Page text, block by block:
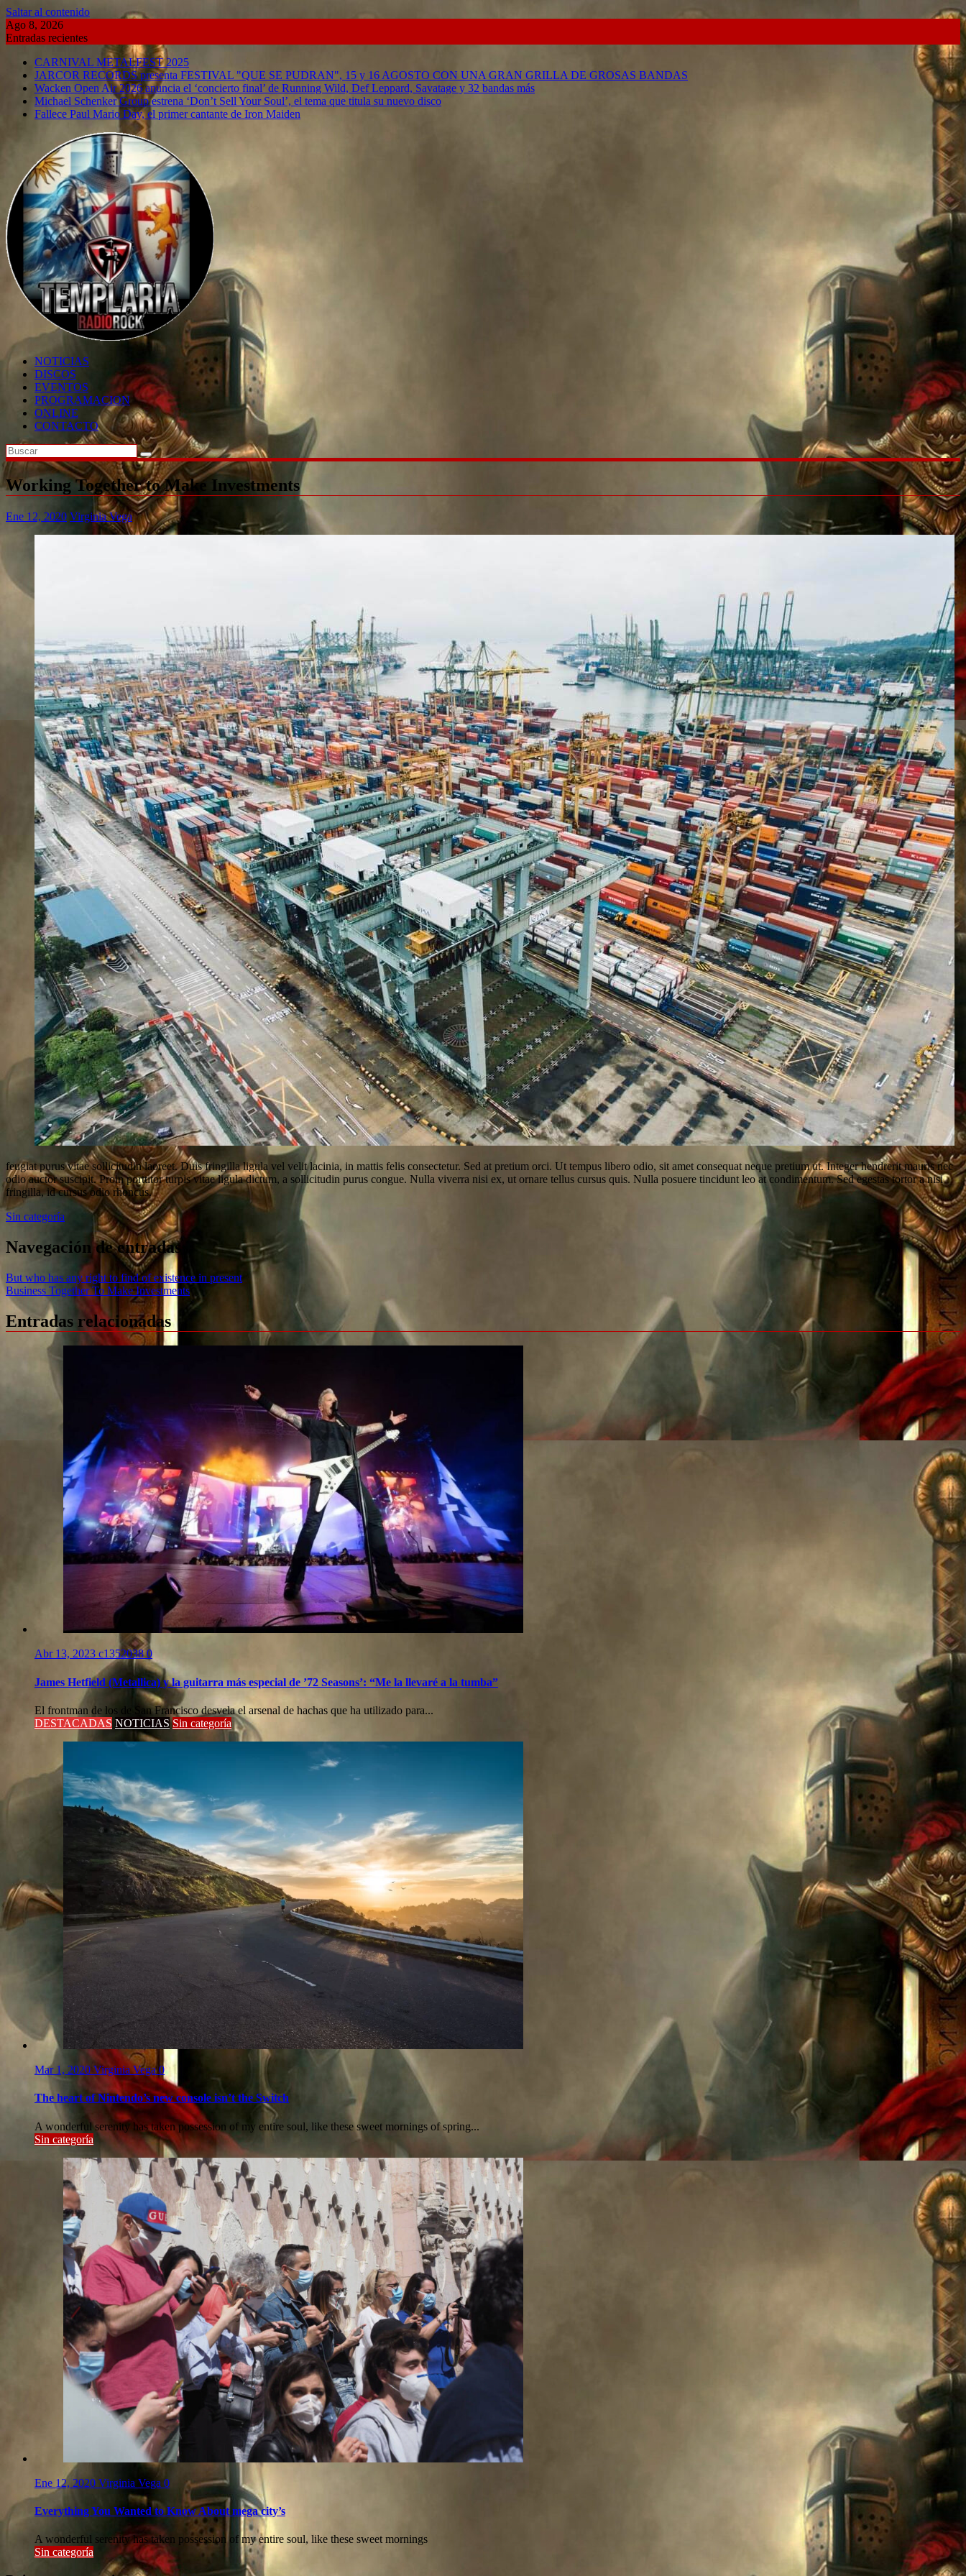
Saltar al contenido
Ago 8, 2026
Entradas recientes
CARNIVAL METALFEST 2025
JARCOR RECORDS presenta FESTIVAL "QUE SE PUDRAN", 15 y 16 AGOSTO CON UNA GRAN GRILLA DE GROSAS BANDAS
Wacken Open Air 2026 anuncia el ‘concierto final’ de Running Wild, Def Leppard, Savatage y 32 bandas más
Michael Schenker Group estrena ‘Don’t Sell Your Soul’, el tema que titula su nuevo disco
Fallece Paul Mario Day, el primer cantante de Iron Maiden
NOTICIAS
DISCOS
EVENTOS
PROGRAMACION
ONLINE
CONTACTO
Working Together to Make Investments
Ene 12, 2020 Virginia Vega
feugiat purus vitae sollicitudin laoreet. Duis fringilla ligula vel velit lacinia, in mattis felis consectetur. Sed at pretium orci. Ut tempus libero odio, sit amet consequat neque pretium ut. Integer hendrerit mauris nec
odio auctor suscipit. Proin porttitor turpis vitae ligula dictum, a sollicitudin purus congue. Nulla viverra nisi ex, ut ornare tellus cursus quis. Nulla posuere tincidunt leo at condimentum. Sed egestas tortor a nisi
fringilla, id cursus odio rhoncus.
Sin categoría
Navegación de entradas
But who has any right to find of existence in present
Business Together To Make Investments
Entradas relacionadas
Abr 13, 2023 c13520380
James Hetfield (Metallica) y la guitarra más especial de ’72 Seasons’: “Me la llevaré a la tumba”
El frontman de los de San Francisco desvela el arsenal de hachas que ha utilizado para...
DESTACADAS NOTICIAS Sin categoría
Mar 1, 2020 Virginia Vega0
The heart of Nintendo’s new console isn’t the Switch
A wonderful serenity has taken possession of my entire soul, like these sweet mornings of spring...
Sin categoría
Ene 12, 2020 Virginia Vega 0
Everything You Wanted to Know About mega city’s
A wonderful serenity has taken possession of my entire soul, like these sweet mornings
Sin categoría